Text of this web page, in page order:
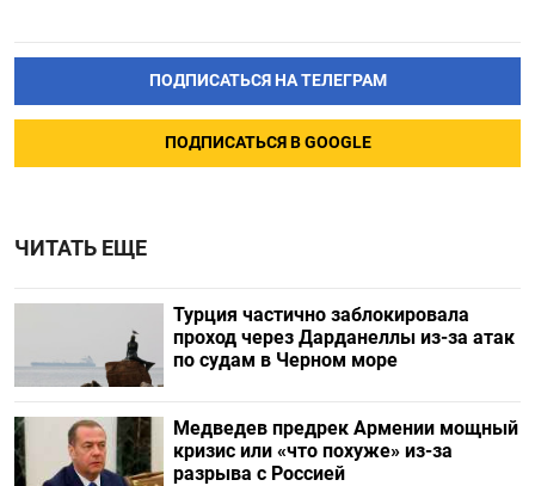
ПОДПИСАТЬСЯ НА ТЕЛЕГРАМ
ПОДПИСАТЬСЯ В GOOGLE
ЧИТАТЬ ЕЩЕ
Турция частично заблокировала
проход через Дарданеллы из-за атак
по судам в Черном море
Медведев предрек Армении мощный
кризис или «что похуже» из-за
разрыва с Россией